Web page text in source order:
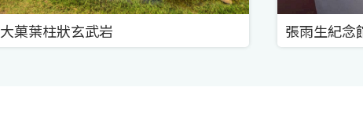
大菓葉柱狀玄武岩 張雨生紀念